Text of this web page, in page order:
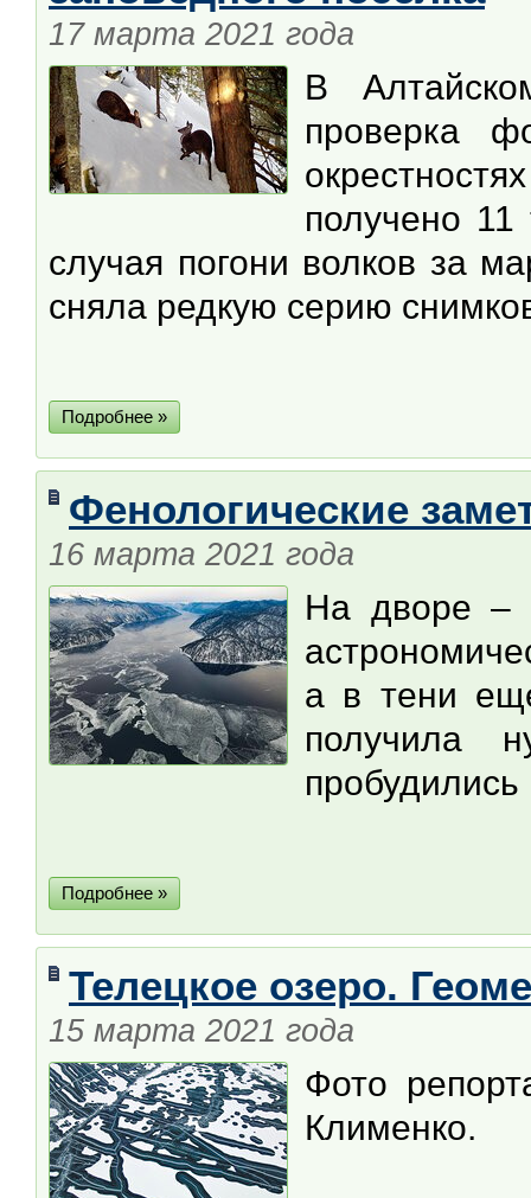
17 марта 2021 года
В
проверка
получено
случая погони волков за
сняла редкую серию
Подробнее »
Фенологические
16 марта 2021 года
На дворе –
а в тени
получила
Подробнее »
Телецкое озеро.
15 марта 2021 года
Фото
Клименко.